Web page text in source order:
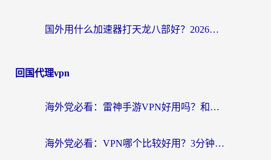
国外用什么加速器打天龙八部好？2026海外玩家国服游戏加速全攻略
回国代理vpn
海外党必看：雷神手游VPN好用吗？和天速回国VPN对比哪个回国效果更好？附实用加速器选择指南
海外党必看：VPN哪个比较好用？3分钟找到适合你的回国加速方案